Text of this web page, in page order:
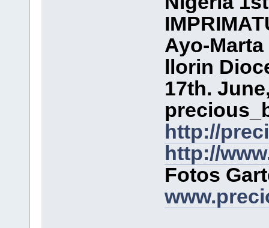
Ayo-
llorin
17th.
http://
http://
Fotos